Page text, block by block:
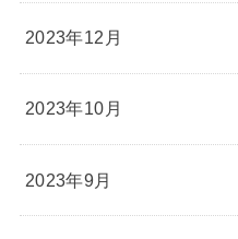
2023年12月
2023年10月
2023年9月